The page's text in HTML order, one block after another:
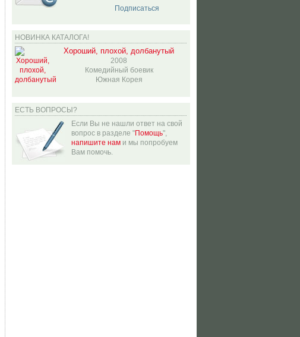
Подписаться
НОВИНКА КАТАЛОГА!
Хороший, плохой, долбанутый
2008
Комедийный боевик
Южная Корея
ЕСТЬ ВОПРОСЫ?
Если Вы не нашли ответ на свой
вопрос в разделе "Помощь",
напишите нам и мы попробуем
Вам помочь.